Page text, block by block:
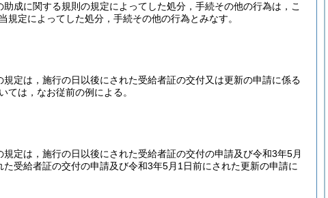
成に関する規則の規定によってした処分，手続その他の行為は，こ
定によってした処分，手続その他の行為とみなす。
定は，施行の日以後にされた受給者証の交付又は更新の申請に係る
は，なお従前の例による。
定は，施行の日以後にされた受給者証の交付の申請及び令和3年5月
受給者証の交付の申請及び令和3年5月1日前にされた更新の申請に